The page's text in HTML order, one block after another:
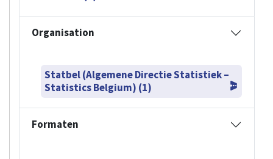
Organisation
Statbel (Algemene Directie Statistiek –
Statistics Belgium) (1)
Formaten